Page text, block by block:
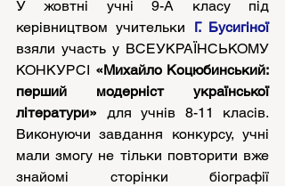
У жовтні учні 9-А класу під
керівництвом учительки
Г. Бусигіної
взяли участь у ВСЕУКРАЇНСЬКОМУ
КОНКУРСІ «Михайло Коцюбинський:
перший модерніст української
літератури» для учнів 8-11 класів
Виконуючи завдання конкурсу, учні
мали змогу не тільки повторити вже
знайомі сторінки біографії